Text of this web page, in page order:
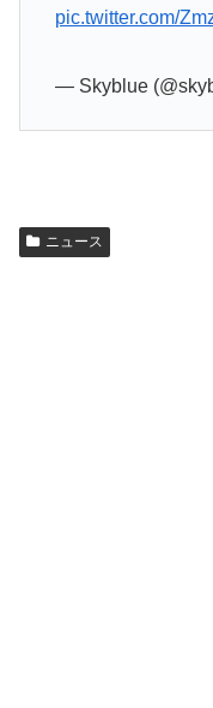
pic.twitter.com/
— Skyblue
ニュース